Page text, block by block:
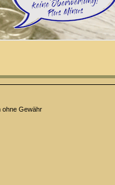
ohne Gewähr